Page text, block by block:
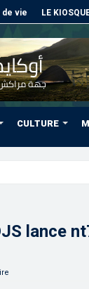
de vie LE
CULTURE
d’investiture
lance